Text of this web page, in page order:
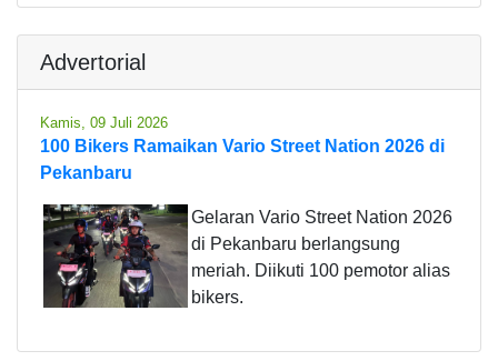
Advertorial
Kamis, 09 Juli 2026
100 Bikers Ramaikan Vario Street Nation 2026 di
Pekanbaru
Gelaran Vario Street Nation 2026
di Pekanbaru berlangsung
meriah. Diikuti 100 pemotor alias
bikers.